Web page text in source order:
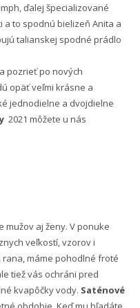
ďalej špecializované
to spodnú bielizeň Anita a
talianskej spodné prádlo
pozrieť po nových
opäť veľmi krásne a
jednodielne a dvojdielne
2021 môžete u nás
mužov aj ženy. V ponuke
veľkostí, vzorov i
máme pohodlné froté
tiež vás ochráni pred
kvapôčky vody. Saténové